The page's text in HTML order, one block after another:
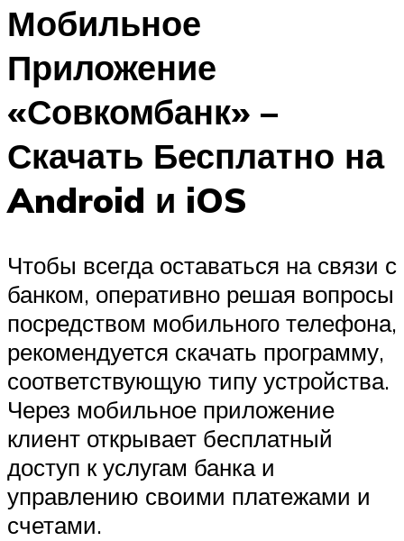
Мобильное
Приложение
«Совкомбанк» –
Скачать Бесплатно на
Android и iOS
Чтобы всегда оставаться на связи с
банком, оперативно решая вопросы
посредством мобильного телефона,
рекомендуется скачать программу,
соответствующую типу устройства.
Через мобильное приложение
клиент открывает бесплатный
доступ к услугам банка и
управлению своими платежами и
счетами.